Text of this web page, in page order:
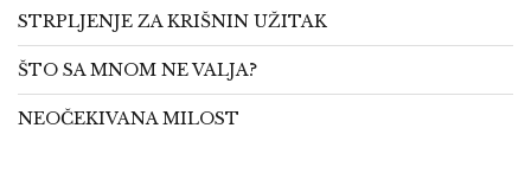
STRPLJENJE ZA KRIŠNIN UŽITAK
ŠTO SA MNOM NE VALJA?
NEOČEKIVANA MILOST